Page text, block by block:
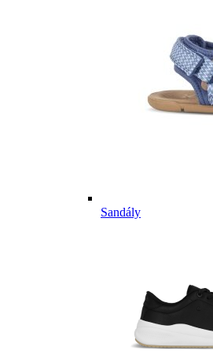
Sandály